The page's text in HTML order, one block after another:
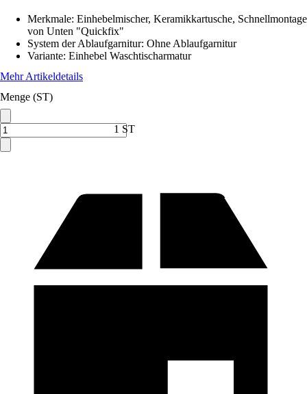
Merkmale: Einhebelmischer, Keramikkartusche, Schnellmontage
von Unten "Quickfix"
System der Ablaufgarnitur: Ohne Ablaufgarnitur
Variante: Einhebel Waschtischarmatur
Mehr Artikeldetails
Menge (ST)
1 ST